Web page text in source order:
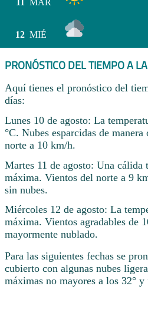
12 MIÉ
PRONÓSTICO DEL TIEMPO A
Aquí tienes el pronóstico del
días:
Lunes 10 de agosto: La
°C. Nubes esparcidas de
norte a 10 km/h.
Martes 11 de agosto: Una cálida
máxima. Vientos del norte a 9
sin nubes.
Miércoles 12 de agosto: La
máxima. Vientos agradables de
mayormente nublado.
Para las siguientes fechas se
cubierto con algunas nubes
máximas no mayores a los 32°